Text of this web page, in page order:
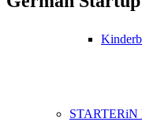
STARTERiN